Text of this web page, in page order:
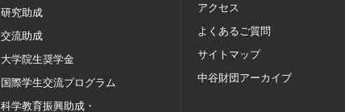
研究助成
交流助成
大学院生奨学金
国際学生交流プログラム
科学教育振興助成・
アクセス
よくあるご質問
サイトマップ
中谷財団アーカイブ